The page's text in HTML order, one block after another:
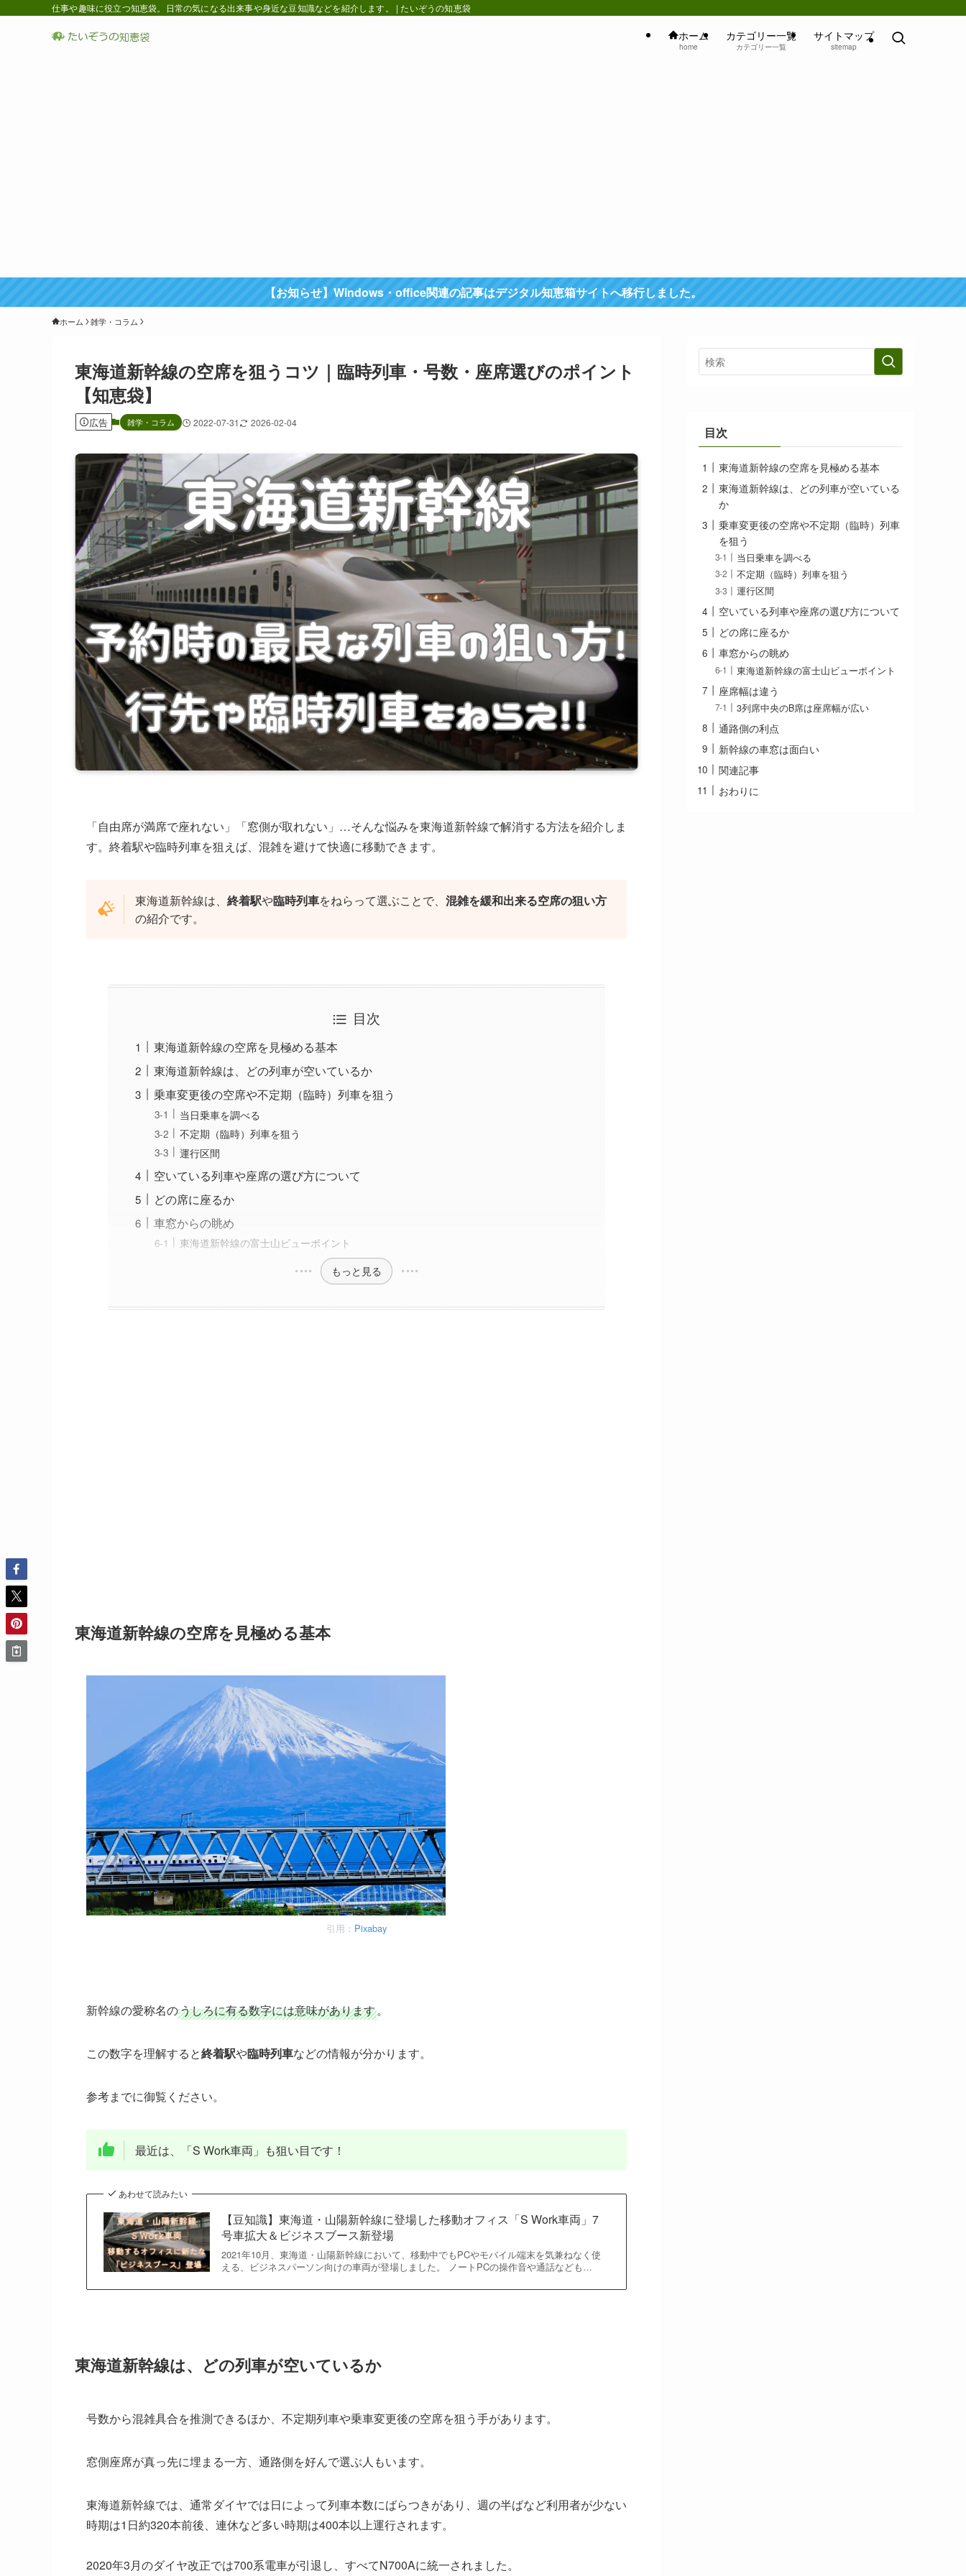
仕事や趣味に役立つ知恵袋。日常の気になる出来事や身近な豆知識などを紹介します。 | たいぞうの知恵袋
ホーム
home
カテゴリー一覧
カテゴリー一覧
サイトマップ
sitemap
【お知らせ】Windows・office関連の記事はデジタル知恵箱サイトへ移行しました。
ホーム 雑学・コラム
東海道新幹線の空席を狙うコツ｜臨時列車・号数・座席選びのポイント
【知恵袋】
広告 雑学・コラム 2022-07-31 2026-02-04
「自由席が満席で座れない」「窓側が取れない」…そんな悩みを東海道新幹線で解消する方法を紹介しま
す。終着駅や臨時列車を狙えば、混雑を避けて快適に移動できます。
東海道新幹線は、 終着駅や臨時列車をねらって選ぶことで、 混雑を緩和出来る空席の狙い方
の紹介です。
目次
東海道新幹線の空席を見極める基本
東海道新幹線は、どの列車が空いているか
乗車変更後の空席や不定期（臨時）列車を狙う
当日乗車を調べる
不定期（臨時）列車を狙う
運行区間
空いている列車や座席の選び方について
どの席に座るか
車窓からの眺め
東海道新幹線の富士山ビューポイント
もっと見る
東海道新幹線の空席を見極める基本
引用： Pixabay
新幹線の愛称名のうしろに有る数字には意味があります。
この数字を理解すると終着駅や臨時列車などの情報が分かります。
参考までに御覧ください。
最近は、「S Work車両」も狙い目です！
あわせて読みたい
【豆知識】東海道・山陽新幹線に登場した移動オフィス「S Work車両」7
号車拡大＆ビジネスブース新登場
2021年10月、東海道・山陽新幹線において、移動中でもPCやモバイル端末を気兼ねなく使
える、ビジネスパーソン向けの車両が登場しました。 ノートPCの操作音や通話なども…
東海道新幹線は、どの列車が空いているか
号数から混雑具合を推測できるほか、不定期列車や乗車変更後の空席を狙う手があります。
窓側座席が真っ先に埋まる一方、通路側を好んで選ぶ人もいます。
東海道新幹線では、通常ダイヤでは日によって列車本数にばらつきがあり、週の半ばなど利用者が少ない
時期は1日約320本前後、連休など多い時期は400本以上運行されます。
2020年3月のダイヤ改正では700系電車が引退し、すべてN700Aに統一されました。
目次
東海道新幹線の空席を見極める基本
東海道新幹線は、どの列車が空いている
か
乗車変更後の空席や不定期（臨時）列車
を狙う
当日乗車を調べる
不定期（臨時）列車を狙う
運行区間
空いている列車や座席の選び方について
どの席に座るか
車窓からの眺め
東海道新幹線の富士山ビューポイント
座席幅は違う
3列席中央のB席は座席幅が広い
通路側の利点
新幹線の車窓は面白い
関連記事
おわりに